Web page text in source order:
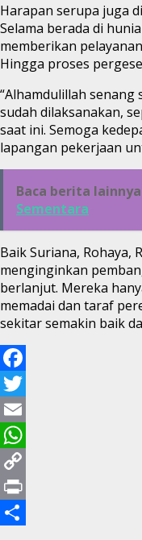
Harapan serupa juga
Selama berada di
memberikan
Hingga proses
“Alhamdulillah
sudah dilaksanakan,
saat ini. Semoga
lapangan pekerjaan
Baca berita lainnya
Sementara
Baik Suriana, Rohaya,
menginginkan
berlanjut. Mereka
memadai dan taraf
sekitar semakin baik
Facebook
Twitter
Email
WhatsApp
Copy
Link
Print